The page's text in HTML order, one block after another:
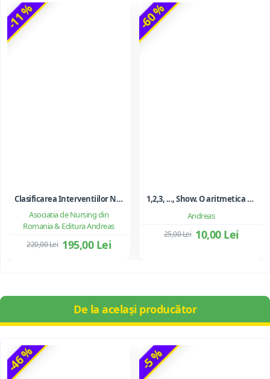
-11 %
Asociatia de Nursing din
Romania & Editura Andreas
Clasificarea Interventiilor Nursing (NIC)
195,00 Lei
220,00 Lei
-60 %
Andreas
1,2,3, ..., Show. O aritmetica emotionala, o poezie a matematicii - Ioan Dancila
10,00 Lei
25,00 Lei
De la același producător
-46 % -5 %